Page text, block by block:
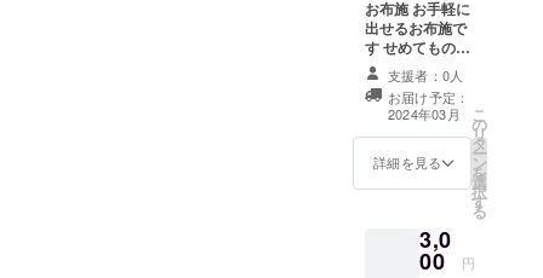
お布施 お手軽に
出せるお布施で
す せめてものお
礼として、メッ
セージを企画者
から送らせても
らいます
支援者：0人
お届け予定：
2024年03月
詳細を見る
こ
の
リ
タ
ー
ン
を
選
択
す
る
3,0
00 円